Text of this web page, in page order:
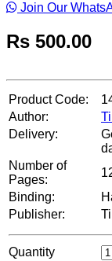
Join Our
Rs 500.00
Product Code:
Author:
Delivery:
Number of
Pages:
Binding:
Publisher:
Quantity